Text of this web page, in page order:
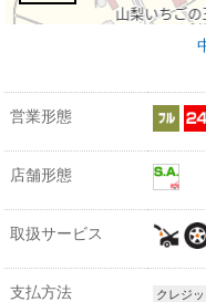
営業形態
店舗形態
取扱サービス
支払方法 クレジ